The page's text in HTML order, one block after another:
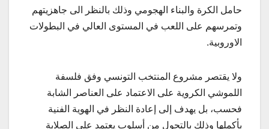
حامل الكرة والبناء الهجومي وذلك بالنظر الى جاهزيتهم
وتمرسهم على اللعب في المستوى العالي في البطولات
الاوروبية.
ولا يقتصر مشروع المنتخب التونسي وفق فلسفة
اللموشي الكروية على الاعتماد على العناصر الشابة
فحسب، بل يهدف إلى إعادة النظر في الهوية الفنية
بأكملها وذلك بالتحول من أسلوب يعتمد على الصلابة